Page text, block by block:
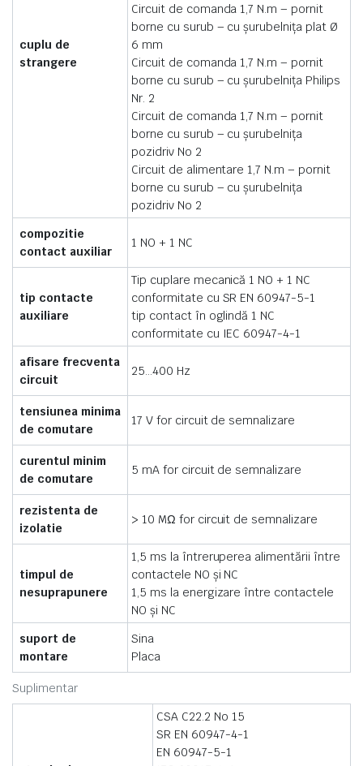
Suplimentar
cuplu de
strangere
Circuit de comanda 1,7 N.m – pornit
borne cu surub – cu şurubelniţa plat Ø
6 mm
Circuit de comanda 1,7 N.m – pornit
borne cu surub – cu şurubelniţa Philips
Nr. 2
Circuit de comanda 1,7 N.m – pornit
borne cu surub – cu şurubelniţa
pozidriv No 2
Circuit de alimentare 1,7 N.m – pornit
borne cu surub – cu şurubelniţa
pozidriv No 2
compozitie
contact auxiliar
1 NO + 1 NC
tip contacte
auxiliare
Tip cuplare mecanică 1 NO + 1 NC
conformitate cu SR EN 60947-5-1
tip contact în oglindă 1 NC
conformitate cu IEC 60947-4-1
afisare frecventa
circuit
25…400 Hz
tensiunea minima
de comutare
17 V for circuit de semnalizare
curentul minim
de comutare
5 mA for circuit de semnalizare
rezistenta de
izolatie
> 10 MΩ for circuit de semnalizare
timpul de
nesuprapunere
1,5 ms la întreruperea alimentării între
contactele NO şi NC
1,5 ms la energizare între contactele
NO şi NC
suport de
montare
Sina
Placa
CSA C22.2 No 15
SR EN 60947-4-1
EN 60947-5-1